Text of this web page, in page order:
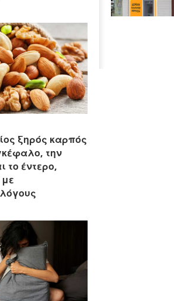
ξηρός καρπός
την
το έντερο,